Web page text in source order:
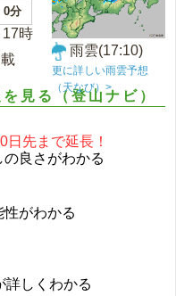
0分
時
雨雲(17:10)
更に詳しい雨雲予想
（天なび）>
見る（登山ナビ）
日先まで延長！
良さがわかる
がわかる
詳しくわかる